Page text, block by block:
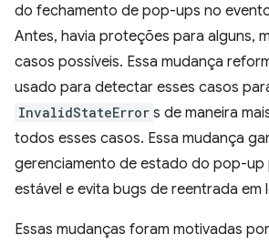
do fechamento de pop-ups no
Antes, havia proteções para alguns,
casos possíveis. Essa mudança
usado para detectar esses casos
InvalidStateError s de maneira
todos esses casos. Essa mudança
gerenciamento de estado do pop-up
estável e evita bugs de reentrada em
Essas mudanças foram motivadas